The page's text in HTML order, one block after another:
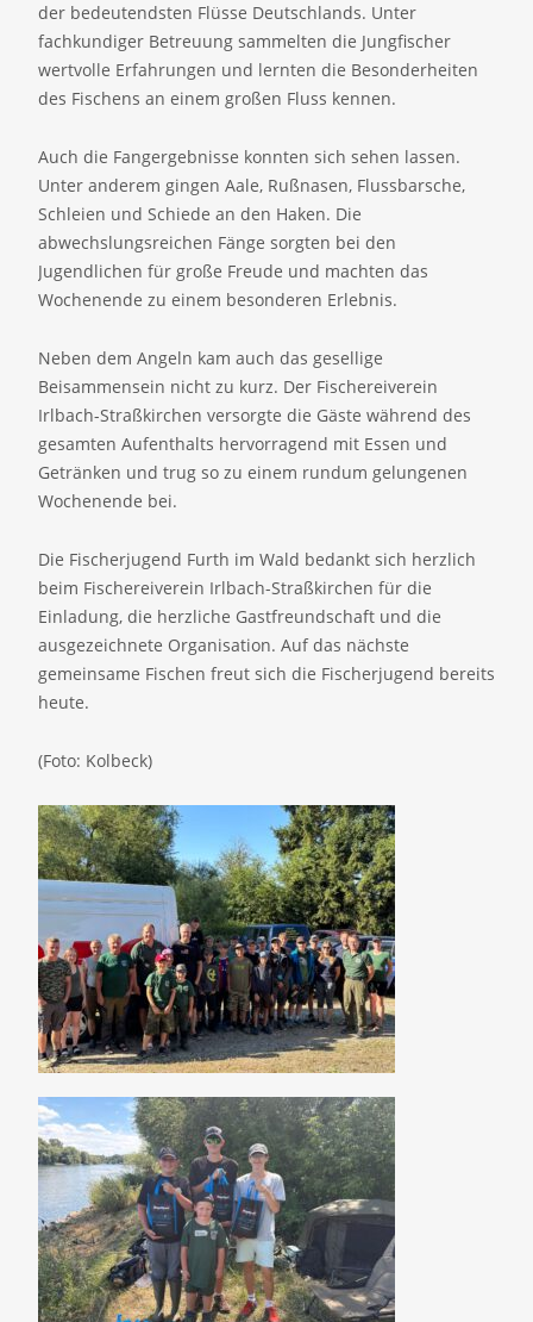
der bedeutendsten Flüsse Deutschlands. Unter
fachkundiger Betreuung sammelten die Jungfischer
wertvolle Erfahrungen und lernten die Besonderheiten
des Fischens an einem großen Fluss kennen.
Auch die Fangergebnisse konnten sich sehen lassen.
Unter anderem gingen Aale, Rußnasen, Flussbarsche,
Schleien und Schiede an den Haken. Die
abwechslungsreichen Fänge sorgten bei den
Jugendlichen für große Freude und machten das
Wochenende zu einem besonderen Erlebnis.
Neben dem Angeln kam auch das gesellige
Beisammensein nicht zu kurz. Der Fischereiverein
Irlbach-Straßkirchen versorgte die Gäste während des
gesamten Aufenthalts hervorragend mit Essen und
Getränken und trug so zu einem rundum gelungenen
Wochenende bei.
Die Fischerjugend Furth im Wald bedankt sich herzlich
beim Fischereiverein Irlbach-Straßkirchen für die
Einladung, die herzliche Gastfreundschaft und die
ausgezeichnete Organisation. Auf das nächste
gemeinsame Fischen freut sich die Fischerjugend bereits
heute.
(Foto: Kolbeck)